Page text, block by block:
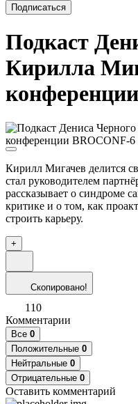
Подписаться
Подкаст
Кирилла
Кирилл Мигачев делится
стал руководителем
рассказывает о синдроме
критике и о том, как
строить карьеру.
+
Скопировано!
110
Комментарии
Все 0
Положительные 0
Нейтральные 0
Отрицательные 0
Оставить комментарий